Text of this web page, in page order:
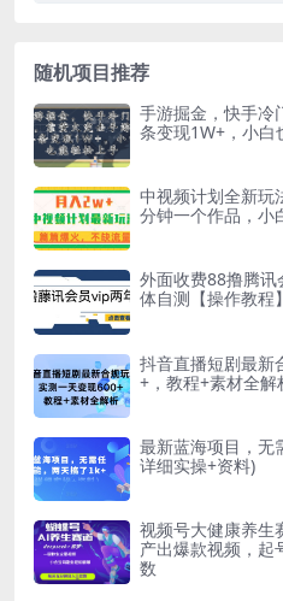
随机项目推荐
手游掘金，快手冷
条变现1W+，小白
中视频计划全新玩
分钟一个作品，小
外面收费88撸腾
体自测【操作教程】
抖音直播短剧最新
+，教程+素材全解
最新蓝海项目，无
详细实操+资料)
视频号大健康养生
产出爆款视频，起
数